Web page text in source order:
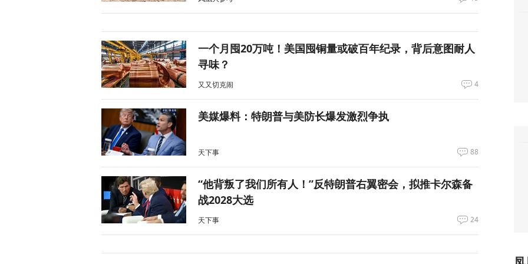
一个月囤20万吨！美国囤铜量或破百年纪录，背后意图耐人
寻味？
又又切克闹 4
美媒爆料：特朗普与美防长爆发激烈争执
天下事 88
“他背叛了我们所有人！”反特朗普右翼密会，拟推卡尔森备
战2028大选
天下事 24